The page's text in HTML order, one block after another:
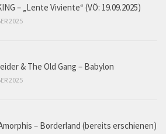
– „Lente Viviente“ (VÖ: 19.09.2025)
2025
& The Old Gang – Babylon
2025
– Borderland (bereits erschienen)